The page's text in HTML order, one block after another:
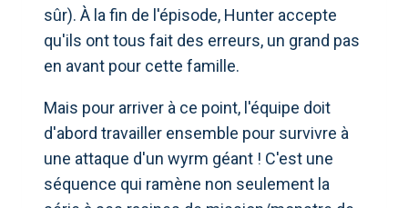
sûr). À la fin de l'épisode, Hunter accepte
qu'ils ont tous fait des erreurs, un grand pas
en avant pour cette famille.
Mais pour arriver à ce point, l'équipe doit
d'abord travailler ensemble pour survivre à
une attaque d'un wyrm géant ! C'est une
séquence qui ramène non seulement la